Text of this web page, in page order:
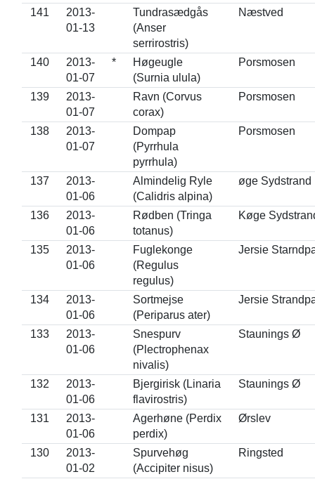
141
2013-
01-13
Tundrasædgås
(Anser
serrirostris)
Næstved
140
2013-
01-07
*
Høgeugle
(Surnia ulula)
Porsmosen
139
2013-
01-07
Ravn (Corvus
corax)
Porsmosen
138
2013-
01-07
Dompap
(Pyrrhula
pyrrhula)
Porsmosen
137
2013-
01-06
Almindelig Ryle
(Calidris alpina)
øge Sydstrand
136
2013-
01-06
Rødben (Tringa
totanus)
Køge
135
2013-
01-06
Fuglekonge
(Regulus
regulus)
Jersie
134
2013-
01-06
Sortmejse
(Periparus ater)
Jersie
133
2013-
01-06
Snespurv
(Plectrophenax
nivalis)
Staunings Ø
132
2013-
01-06
Bjergirisk (Linaria
flavirostris)
Staunings Ø
131
2013-
01-06
Agerhøne (Perdix
perdix)
Ørslev
130
2013-
01-02
Spurvehøg
(Accipiter nisus)
Ringsted